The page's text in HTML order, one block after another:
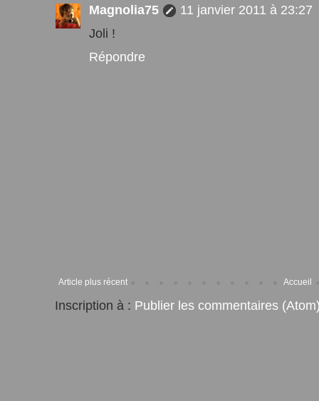
Magnolia75
11 janvier 2011 à 23:27
Joli !
Répondre
Article plus récent Accueil
Inscription à : Publier les commentaires